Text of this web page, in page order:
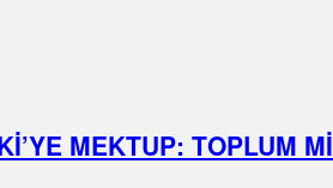
MEKTUP: TOPLUM